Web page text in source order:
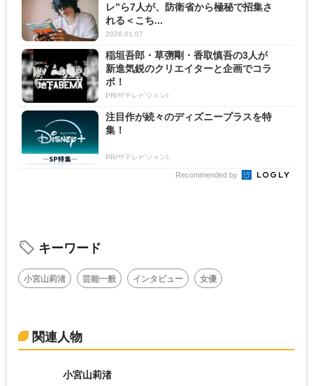
レ”ら7人が、防衛省から極秘で招集さ
れる＜こち...
2026.01.07
稲垣吾郎・草彅剛・香取慎吾の3人が
新進気鋭のクリエイターと企画でコラ
ボ！
PR(ザテレビジョン)
注目作が続々のディズニープラスを特
集！
PR(ザテレビジョン)
Recommended by
キーワード
小宮山莉渚 芸能一般 インタビュー 女優
関連人物
小宮山莉渚